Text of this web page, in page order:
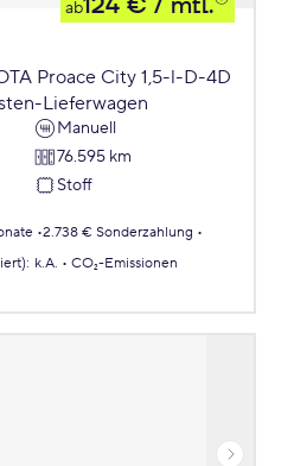
ab
Proace City 1,5-l-D-4D
Lieferwagen
Manuell
76.595 km
Stoff
2.738 € Sonderzahlung
: k.A.
CO₂-Emissionen